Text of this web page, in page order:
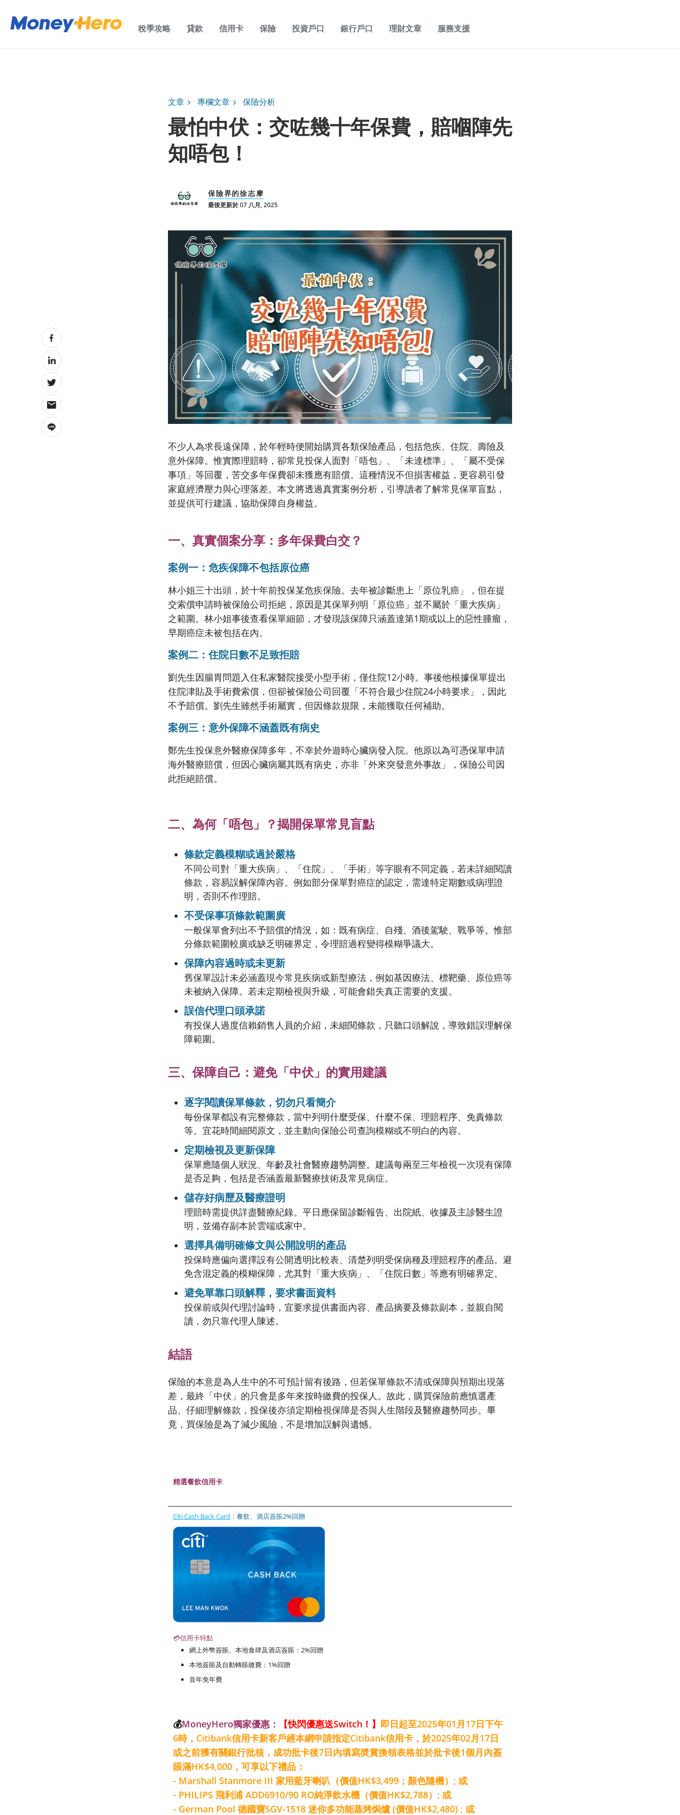
稅季攻略 貸款 信用卡 保險 投資戶口 銀行戶口 理財文章 服務支援
文章 專欄文章 保險分析
最怕中伏：交咗幾十年保費，賠嗰陣先
知唔包！
保險界的徐志摩
最後更新於 07 八月, 2025
不少人為求長遠保障，於年輕時便開始購買各類保險產品，包括危疾、住院、壽險及
意外保障。惟實際理賠時，卻常見投保人面對「唔包」、「未達標準」、「屬不受保
事項」等回覆，苦交多年保費卻未獲應有賠償。這種情況不但損害權益，更容易引發
家庭經濟壓力與心理落差。本文將透過真實案例分析，引導讀者了解常見保單盲點，
並提供可行建議，協助保障自身權益。
一、真實個案分享：多年保費白交？
案例一：危疾保障不包括原位癌
林小姐三十出頭，於十年前投保某危疾保險。去年被診斷患上「原位乳癌」，但在提
交索償申請時被保險公司拒絕，原因是其保單列明「原位癌」並不屬於「重大疾病」
之範圍。林小姐事後查看保單細節，才發現該保障只涵蓋達第1期或以上的惡性腫瘤，
早期癌症未被包括在內。
案例二：住院日數不足致拒賠
劉先生因腸胃問題入住私家醫院接受小型手術，僅住院12小時。事後他根據保單提出
住院津貼及手術費索償，但卻被保險公司回覆「不符合最少住院24小時要求」，因此
不予賠償。劉先生雖然手術屬實，但因條款規限，未能獲取任何補助。
案例三：意外保障不涵蓋既有病史
鄭先生投保意外醫療保障多年，不幸於外遊時心臟病發入院。他原以為可憑保單申請
海外醫療賠償，但因心臟病屬其既有病史，亦非「外來突發意外事故」，保險公司因
此拒絕賠償。
二、為何「唔包」？揭開保單常見盲點
條款定義模糊或過於嚴格
不同公司對「重大疾病」、「住院」、「手術」等字眼有不同定義，若未詳細閱讀
條款，容易誤解保障內容。例如部分保單對癌症的認定，需達特定期數或病理證
明，否則不作理賠。
不受保事項條款範圍廣
一般保單會列出不予賠償的情況，如：既有病症、自殘、酒後駕駛、戰爭等。惟部
分條款範圍較廣或缺乏明確界定，令理賠過程變得模糊爭議大。
保障內容過時或未更新
舊保單設計未必涵蓋現今常見疾病或新型療法，例如基因療法、標靶藥、原位癌等
未被納入保障。若未定期檢視與升級，可能會錯失真正需要的支援。
誤信代理口頭承諾
有投保人過度信賴銷售人員的介紹，未細閱條款，只聽口頭解說，導致錯誤理解保
障範圍。
三、保障自己：避免「中伏」的實用建議
逐字閱讀保單條款，切勿只看簡介
每份保單都設有完整條款，當中列明什麼受保、什麼不保、理賠程序、免責條款
等。宜花時間細閱原文，並主動向保險公司查詢模糊或不明白的內容。
定期檢視及更新保障
保單應隨個人狀況、年齡及社會醫療趨勢調整。建議每兩至三年檢視一次現有保障
是否足夠，包括是否涵蓋最新醫療技術及常見病症。
儲存好病歷及醫療證明
理賠時需提供詳盡醫療紀錄。平日應保留診斷報告、出院紙、收據及主診醫生證
明，並備存副本於雲端或家中。
選擇具備明確條文與公開說明的產品
投保時應偏向選擇設有公開透明比較表、清楚列明受保病種及理賠程序的產品。避
免含混定義的模糊保障，尤其對「重大疾病」、「住院日數」等應有明確界定。
避免單靠口頭解釋，要求書面資料
投保前或與代理討論時，宜要求提供書面內容、產品摘要及條款副本，並親自閱
讀，勿只靠代理人陳述。
結語
保險的本意是為人生中的不可預計留有後路，但若保單條款不清或保障與預期出現落
差，最終「中伏」的只會是多年來按時繳費的投保人。故此，購買保險前應慎選產
品、仔細理解條款，投保後亦須定期檢視保障是否與人生階段及醫療趨勢同步。畢
竟，買保險是為了減少風險，不是增加誤解與遺憾。
精選餐飲信用卡
Citi Cash Back Card ：餐飲、酒店簽賬2%回贈
💳信用卡特點
網上外幣簽賬、本地食肆及酒店簽賬：2%回贈
本地簽賬及自動轉賬繳費：1%回贈
首年免年費
💰MoneyHero獨家優惠： 【快閃優惠送Switch！ 】 即日起至2025年01月17日下午
6時，Citibank信用卡新客戶經本網申請指定Citibank信用卡，於2025年02月17日
或之前獲有關銀行批核，成功批卡後7日內填寫奬賞換領表格並於批卡後1個月內簽
賬滿HK$4,000，可享以下禮品：
- Marshall Stanmore III 家用藍牙喇叭（價值HK$3,499；顏色隨機）; 或
- PHILIPS 飛利浦 ADD6910/90 RO純淨飲水機（價值HK$2,788）; 或
- German Pool 德國寶SGV-1518 迷你多功能蒸烤焗爐 (價值HK$2,480) ; 或